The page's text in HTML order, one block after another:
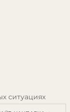
ситуациях